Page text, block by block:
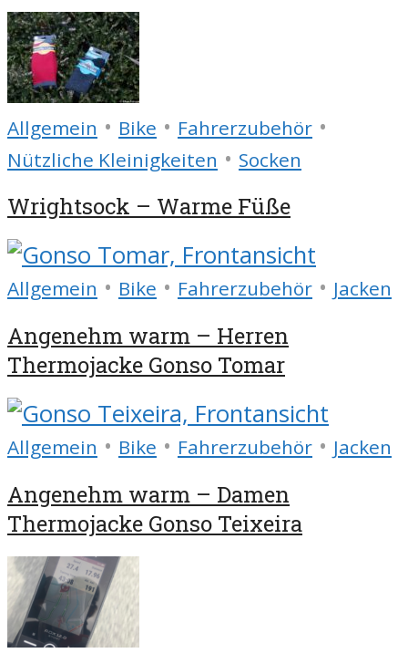
Allgemein • Bike • Fahrerzubehör •
Nützliche Kleinigkeiten • Socken
Wrightsock – Warme Füße
Allgemein • Bike • Fahrerzubehör • Jacken
Angenehm warm – Herren
Thermojacke Gonso Tomar
Allgemein • Bike • Fahrerzubehör • Jacken
Angenehm warm – Damen
Thermojacke Gonso Teixeira